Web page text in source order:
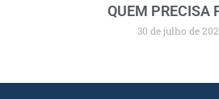
QUEM PRECISA
30 de julho de